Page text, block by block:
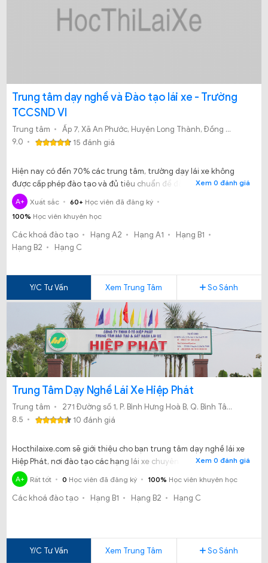
Trung tâm dạy nghề và Đào tạo lái xe - Trường
TCCSND VI
Trung tâm
Ấp 7, Xã An Phước, Huyện Long Thành, Đồng Nai
9.0
15 đánh giá
Hiện nay có đến 70% các trung tâm, trường dạy lái xe không
được cấp phép đào tạo và đủ tiêu chuẩn để đào tạo cấp bằng lái
xe. Các trung tâm nhỏ lẻ mọc lên lấy tư các là chi nhánh tuyển
sinh của trường này, trường kia nhưng thực chất đều là lừa đảo.
Vậy học tại đâu là uy tín? Học tại Trung tâm dạy nghề và Đào
tạo lái xe - Trường TCCSND VI có tốt không?
Xem 0 đánh giá
A+ Xuất sắc 60+ Học viên đã đăng ký
100% Học viên khuyên học
Các khoá đào tạo Hạng A2 Hạng A1
Hạng B1
Hạng B2
Hạng C
Y/C Tư Vấn Xem Trung Tâm So Sánh
Trung Tâm Dạy Nghề Lái Xe Hiệp Phát
Trung tâm
271 Đường số 1, P. Bình Hưng Hoà B, Q. Bình Tân, Tp.Hồ Chí Minh
8.5
10 đánh giá
Hocthilaixe.com sẽ giới thiệu cho bạn trung tâm dạy nghề lái xe
Hiệp Phát, nơi đào tạo các hạng lái xe chuyên nghiệp, uy tín nhất
khu vực TP Hồ Chí Minh.
Xem 0 đánh giá
A+ Rất tốt 0 Học viên đã đăng ký 100% Học viên khuyên học
Các khoá đào tạo Hạng B1 Hạng B2 Hạng C
Y/C Tư Vấn Xem Trung Tâm So Sánh